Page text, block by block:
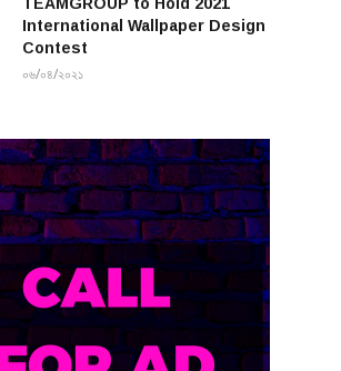
International Wallpaper Design
Contest
০৬/০৪/২০২১